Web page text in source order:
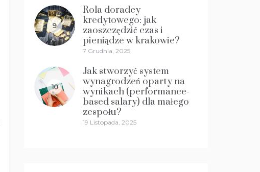
9
Rola doradcy
kredytowego: jak
zaoszczędzić czas i
pieniądze w krakowie?
7 Grudnia, 2025
10
Jak stworzyć system
wynagrodzeń oparty na
wynikach (performance-
based salary) dla małego
zespołu?
19 Listopada, 2025